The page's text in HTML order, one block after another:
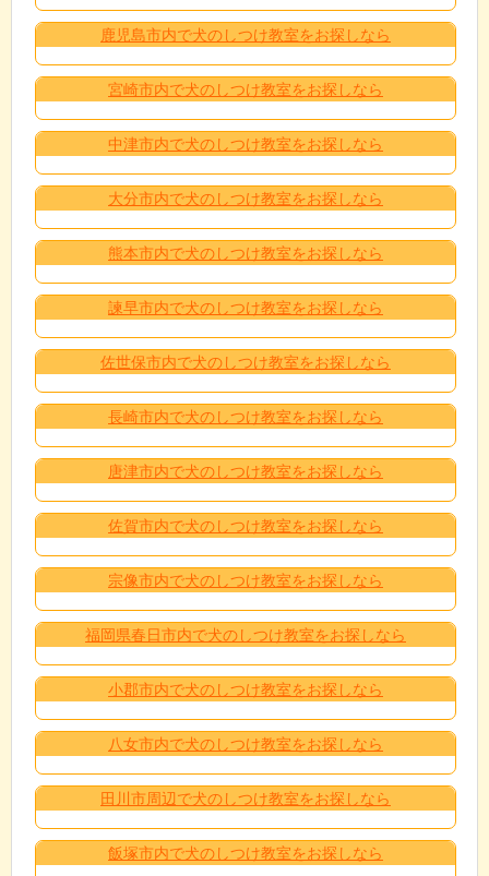
鹿児島市内で犬のしつけ教室をお探しなら
宮崎市内で犬のしつけ教室をお探しなら
中津市内で犬のしつけ教室をお探しなら
大分市内で犬のしつけ教室をお探しなら
熊本市内で犬のしつけ教室をお探しなら
諫早市内で犬のしつけ教室をお探しなら
佐世保市内で犬のしつけ教室をお探しなら
長崎市内で犬のしつけ教室をお探しなら
唐津市内で犬のしつけ教室をお探しなら
佐賀市内で犬のしつけ教室をお探しなら
宗像市内で犬のしつけ教室をお探しなら
福岡県春日市内で犬のしつけ教室をお探しなら
小郡市内で犬のしつけ教室をお探しなら
八女市内で犬のしつけ教室をお探しなら
田川市周辺で犬のしつけ教室をお探しなら
飯塚市内で犬のしつけ教室をお探しなら